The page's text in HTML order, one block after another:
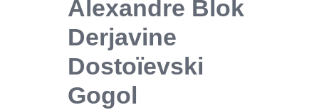
Alexandre Blok
Derjavine
Dostoïevski
Gogol